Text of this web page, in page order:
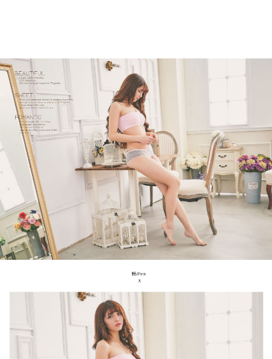
購買商品的店家。未經商家同意取消之訂單仍視為有效，需透過AFTEE先享
後付繳納相關費用。
※ 交易是否成功請以「AFTEE先享後付 」之結帳頁面顯示為準，若有關於
是否繳費成功／繳費後需取消欲退款等相關疑問，請聯繫「AFTEE先享後付
客戶支援中心」https://netprotections.freshdesk.com/support/home
【注意事項】
１．透過由恩沛科技股份有限公司提供之「AFTEE先享後付」服務完成之交
易，需依本服務之必要範圍內提供個人資料，並將交易相關給付款項請求債
權轉讓予恩沛科技股份有限公司。
２．關於個人資料處理事宜，請瀏覽以下網址：
https://aftee.tw/terms/#terms3
３．未成年的使用者請事先徵得法定代理人或監護人之同意方可使用
「AFTEE先享後付」，若未經同意申辦者引起之損失，本公司不負相關責
任。
４．使用「AFTEE先享後付」時，將依據個別帳號之用戶狀況，依本公司即
時審查核予不同之上限額度；若仍有額度不足之情形，本公司將視審查結果
請求用戶進行身份認證。
５．嚴禁一人註冊多個帳號或使用他人資訊註冊。若發現惡意使用之情形，